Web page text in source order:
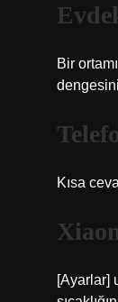
Bir
Kısa
[Ayarlar]